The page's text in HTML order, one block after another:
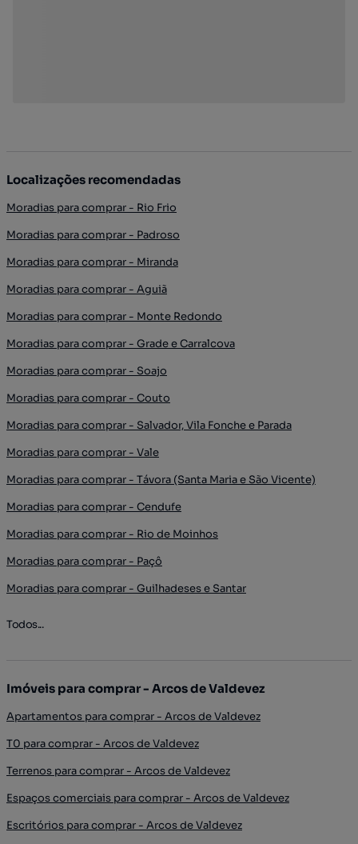
Localizações recomendadas
Moradias para comprar - Rio Frio
Moradias para comprar - Padroso
Moradias para comprar - Miranda
Moradias para comprar - Aguiã
Moradias para comprar - Monte Redondo
Moradias para comprar - Grade e Carralcova
Moradias para comprar - Soajo
Moradias para comprar - Couto
Moradias para comprar - Salvador, Vila Fonche e Parada
Moradias para comprar - Vale
Moradias para comprar - Távora (Santa Maria e São Vicente)
Moradias para comprar - Cendufe
Moradias para comprar - Rio de Moinhos
Moradias para comprar - Paçô
Moradias para comprar - Guilhadeses e Santar
Todos...
Imóveis para comprar - Arcos de Valdevez
Apartamentos para comprar - Arcos de Valdevez
T0 para comprar - Arcos de Valdevez
Terrenos para comprar - Arcos de Valdevez
Espaços comerciais para comprar - Arcos de Valdevez
Escritórios para comprar - Arcos de Valdevez